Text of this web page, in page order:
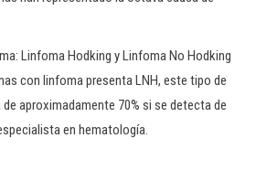
Linfoma Hodking y Linfoma No Hodking
con linfoma presenta LNH, este tipo de
aproximadamente 70% si se detecta de
en hematología.